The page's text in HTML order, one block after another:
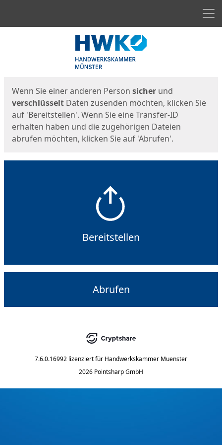
Wenn Sie einer anderen Person sicher und
verschlüsselt Daten zusenden möchten, klicken Sie
auf 'Bereitstellen'. Wenn Sie eine Transfer-ID
erhalten haben und die zugehörigen Dateien
abrufen möchten, klicken Sie auf 'Abrufen'.
Bereitstellen
Abrufen
7.6.0.16992 lizenziert für Handwerkskammer Muenster
2026 Pointsharp GmbH